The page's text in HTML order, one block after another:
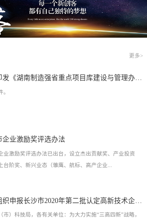
更多>
。
企业激励奖评选办法
业激励奖评选办法已出台，设立杰出贡献奖、产业投资
台阶奖、新兴业态（雏鹰、航标、高产企业...
最高奖励2...
市）科技局，各有关单位：为大力实施“三高四新”战略，